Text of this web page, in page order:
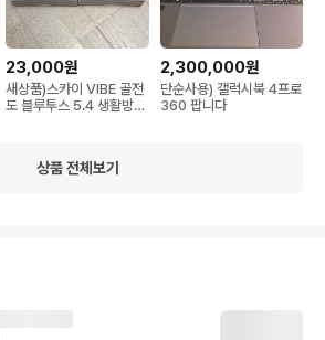
23,000원
새상품)스카이 VIBE 골전
도 블루투스 5.4 생활방수
2,300,000원
단순사용) 갤럭시북 4프로
360 팝니다
상품 전체보기